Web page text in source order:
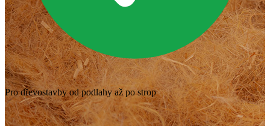
Pro dřevostavby od podlahy až po strop